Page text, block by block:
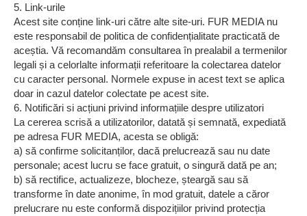
5. Link-urile
Acest site conține link-uri către alte site-uri. FUR MEDIA nu
este responsabil de politica de confidențialitate practicată de
aceștia. Vă recomandăm consultarea în prealabil a termenilor
legali și a celorlalte informații referitoare la colectarea datelor
cu caracter personal. Normele expuse in acest text se aplica
doar in cazul datelor colectate pe acest site.
6. Notificări si acțiuni privind informațiile despre utilizatori
La cererea scrisă a utilizatorilor, datată și semnată, expediată
pe adresa FUR MEDIA, acesta se obligă:
a) să confirme solicitanților, dacă prelucrează sau nu date
personale; acest lucru se face gratuit, o singură dată pe an;
b) să rectifice, actualizeze, blocheze, șteargă sau să
transforme în date anonime, în mod gratuit, datele a căror
prelucrare nu este conformă dispozițiilor privind protecția